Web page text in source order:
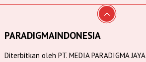
PARADIGMAINDONESIA
Diterbitkan oleh PT. MEDIA PARADIGMA JAYA